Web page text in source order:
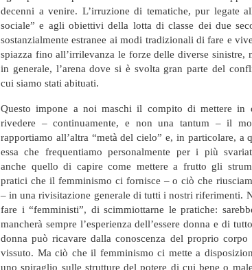
decenni a venire. L’irruzione di tematiche, pur legate
sociale” e agli obiettivi della lotta di classe dei due
sostanzialmente estranee ai modi tradizionali di fare e
spiazza fino all’irrilevanza le forze delle diverse sinistre,
in generale, l’arena dove si è svolta gran parte del
cui siamo stati abituati.
Questo impone a noi maschi il compito di mettere in
rivedere – continuamente, e non una tantum – il
rapportiamo all’altra “metà del cielo” e, in particolare, a
essa che frequentiamo personalmente per i più
anche quello di capire come mettere a frutto gli
pratici che il femminismo ci fornisce – o ciò che
– in una rivisitazione generale di tutti i nostri riferimenti.
fare i “femministi”, di scimmiottarne le pratiche:
mancherà sempre l’esperienza dell’essere donna e di
donna può ricavare dalla conoscenza del proprio
vissuto. Ma ciò che il femminismo ci mette a
uno spiraglio sulle strutture del potere di cui bene o